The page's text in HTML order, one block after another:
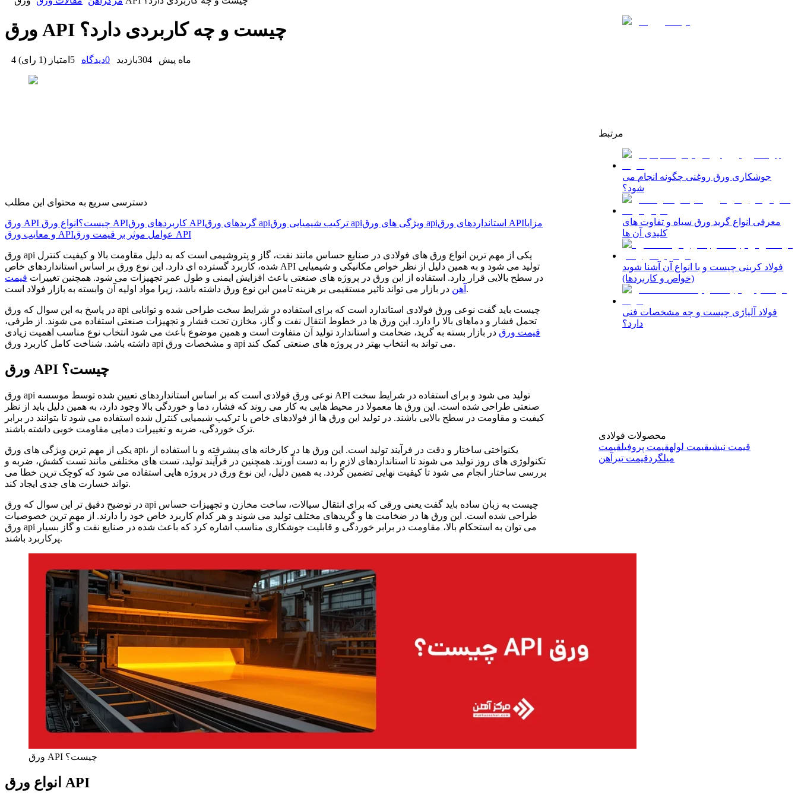
ورق API چیست و چه کاربردی دارد؟
4 ماه پیش 304بازدید 0دیدگاه 5 امتیاز (1 رای )
دسترسی سریع به محتوای این مطلب
ورق API چیست؟ انواع ورق API کاربردهای ورق API گریدهای ورق api ترکیب شیمیایی ورق api ویژگی‌ های ورق api استانداردهای ورق APIمزایا
و معایب ورق API
عوامل موثر بر قیمت ورق API
ورق api یکی از مهم ترین انواع ورق های فولادی در صنایع حساس مانند نفت، گاز و پتروشیمی است که به دلیل مقاومت بالا و کیفیت کنترل
شده، کاربرد گسترده ای دارد. این نوع ورق بر اساس استانداردهای خاص API تولید می شود و به همین دلیل از نظر خواص مکانیکی و شیمیایی
در سطح بالایی قرار دارد. استفاده از این ورق در پروژه های صنعتی باعث افزایش ایمنی و طول عمر تجهیزات می شود. همچنین تغییرات قیمت
آهن در بازار می تواند تاثیر مستقیمی بر هزینه تامین این نوع ورق داشته باشد، زیرا مواد اولیه آن وابسته به بازار فولاد است.
در پاسخ به این سوال که ورق api چیست باید گفت نوعی ورق فولادی استاندارد است که برای استفاده در شرایط سخت طراحی شده و توانایی
تحمل فشار و دماهای بالا را دارد. این ورق ها در خطوط انتقال نفت و گاز، مخازن تحت فشار و تجهیزات صنعتی استفاده می شوند. از طرفی،
قیمت ورق در بازار بسته به گرید، ضخامت و استاندارد تولید آن متفاوت است و همین موضوع باعث می شود انتخاب نوع مناسب اهمیت زیادی
داشته باشد. شناخت کامل کاربرد ورق api و مشخصات ورق api می تواند به انتخاب بهتر در پروژه های صنعتی کمک کند.
ورق API چیست؟
ورق api نوعی ورق فولادی است که بر اساس استانداردهای تعیین شده توسط موسسه API تولید می شود و برای استفاده در شرایط سخت
صنعتی طراحی شده است. این ورق ها معمولا در محیط هایی به کار می روند که فشار، دما و خوردگی بالا وجود دارد، به همین دلیل باید از نظر
کیفیت و مقاومت در سطح بالایی باشند. در تولید این ورق ها از فولادهای خاص با ترکیب شیمیایی کنترل شده استفاده می شود تا بتوانند در برابر
ترک خوردگی، ضربه و تغییرات دمایی مقاومت خوبی داشته باشند.
یکی از مهم ترین ویژگی های ورق api، یکنواختی ساختار و دقت در فرآیند تولید است. این ورق ها در کارخانه های پیشرفته و با استفاده از
تکنولوژی های روز تولید می شوند تا استانداردهای لازم را به دست آورند. همچنین در فرآیند تولید، تست های مختلفی مانند تست کشش، ضربه و
بررسی ساختار انجام می شود تا کیفیت نهایی تضمین گردد. به همین دلیل، این نوع ورق در پروژه هایی استفاده می شود که کوچک ترین خطا می
تواند خسارت های جدی ایجاد کند.
در توضیح دقیق تر این سوال که ورق api چیست به زبان ساده باید گفت یعنی ورقی که برای انتقال سیالات، ساخت مخازن و تجهیزات حساس
طراحی شده است. این ورق ها در ضخامت ها و گریدهای مختلف تولید می شوند و هر کدام کاربرد خاص خود را دارند. از مهم ترین خصوصیات
ورق api می توان به استحکام بالا، مقاومت در برابر خوردگی و قابلیت جوشکاری مناسب اشاره کرد که باعث شده در صنایع نفت و گاز بسیار
پرکاربرد باشند.
ورق API چیست؟
انواع ورق API
مرتبط
جوشکاری ورق روغنی چگونه انجام می
شود؟
معرفی انواع گرید ورق سیاه و تفاوت‌ های
کلیدی آن‌ ها
فولاد کربنی چیست و با انواع آن آشنا شوید
(خواص و کاربردها)
فولاد آلیاژی چیست و چه مشخصات فنی
دارد؟
محصولات فولادی
قیمت نبشیقیمت لولهقیمت پروفیلقیمت
میلگردقیمت تیرآهن